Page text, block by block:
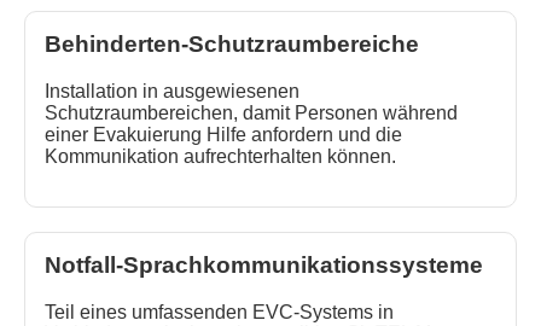
Behinderten-Schutzraumbereiche
Installation in ausgewiesenen
Schutzraumbereichen, damit Personen während
einer Evakuierung Hilfe anfordern und die
Kommunikation aufrechterhalten können.
Notfall-Sprachkommunikationssysteme
Teil eines umfassenden EVC-Systems in